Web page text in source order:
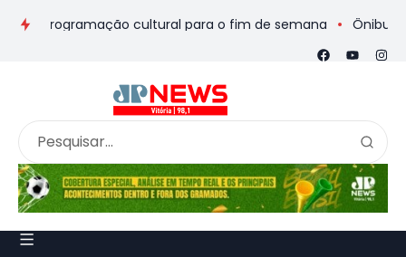
programação cultural para o fim de semana Ônibus de